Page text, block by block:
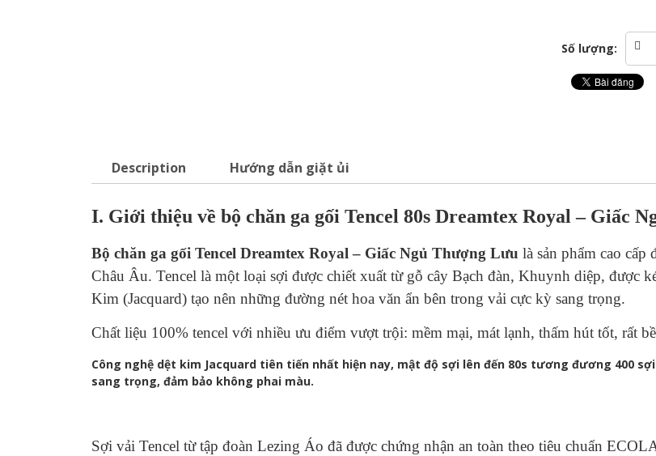
Số lượng:
Bộ
ga
gối
Description Hướng dẫn giặt ủi
I. Giới thiệu về bộ chăn ga gối Tencel 80s Dreamtex Royal – Giấc
Bộ chăn ga gốiTencel Dreamtex Royal – Giấc Ngủ Thượng Lưu là sản phẩm cao cấp
Châu Âu. Tencel là một loại sợi được chiết xuất từ ​​gỗ cây Bạch đàn, Khuynh diệp, được
Kim (Jacquard) tạo nên những đường nét hoa văn ẩn bên trong vải cực kỳ sang trọng.
Chất liệu 100% tencel với nhiều ưu điểm vượt trội: mềm mại, mát lạnh, thấm hút tốt, rất
Công nghệ dệt kim Jacquard tiên tiến nhất hiện nay, mật độ sợi lên đến 80s tương đương 400
sang trọng, đảm bảo không phai màu.
Sợi vải Tencel từ tập đoàn Lezing Áo đã được chứng nhận an toàn theo tiêu chuẩn